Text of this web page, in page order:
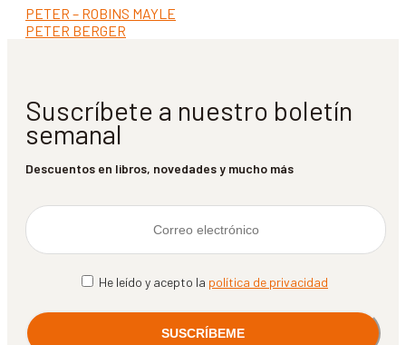
Navegación
de
Anterior:
PETER – ROBINS MAYLE
Siguiente:
PETER BERGER
Suscríbete a nuestro boletín
semanal
Descuentos en libros, novedades y mucho más
He leído y acepto la política de privacidad